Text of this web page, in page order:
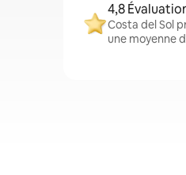
4,8
Costa del Sol
une moyenne